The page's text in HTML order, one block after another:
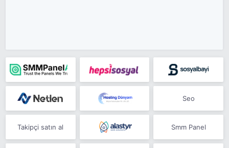
Seo
Takipçi satın al Smm Panel